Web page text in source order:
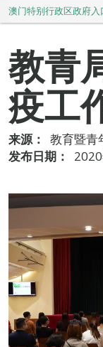
澳门特别行政区政府入
教青
疫工
来源：
教育暨青
发布日期：